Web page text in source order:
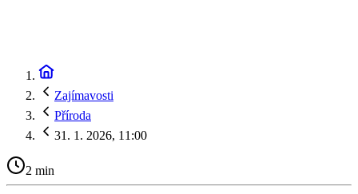
Zajímavosti
Příroda
31. 1. 2026, 11:00
2 min